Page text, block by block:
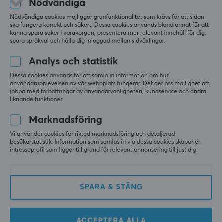
ANSLUTNING
Anslutning
2.4GHz, Bluetooth, USB
Trådlös
Ja
Kompatibilitet
Linux, Mac, PC
EGENSKAPER
Mekaniska brytare
Typ av brytare
5.0
5
100%
4
0%
3
LÄMNA RECENSION
Relevans
Alla recensioner
Keychron K10 MAX Trådlöst Tangentbord Hot-Swap [Super Brown]
Verifierad köpare
Nödvändiga
Nödvändiga cookies möjliggör grunfunktionalitet som krävs för att sidan
ska fungera korrekt och säkert. Dessa cookies används bland annat för att
kunna spara saker i varukorgen, presentera mer relevant innehåll för dig,
spara språkval och hålla dig inloggad mellan sidväxlingar.
Analys och statistik
Dessa cookies används för att samla in information om hur
användarupplevelsen av vår webbplats fungerar. Det ger oss möjlighet att
jobba med förbättringar av användarvänligheten, kundservice och andra
liknande funktioner.
Marknadsföring
Vi använder cookies för riktad marknadsföring och detaljerad
besökarstatistik. Information som samlas in via dessa cookies skapar en
intresseprofil som ligger till grund för relevant annonsering till just dig.
SPARA & STÄNG
ACCEPTERA ALLA